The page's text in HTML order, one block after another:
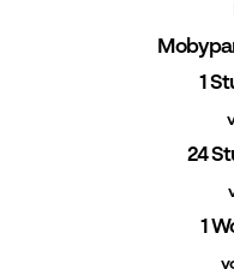
1
24
1